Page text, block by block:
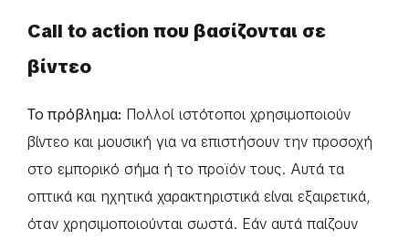
Call to action που βασίζονται σε
βίντεο
Το πρόβλημα: Πολλοί ιστότοποι χρησιμοποιούν
βίντεο και μουσική για να επιστήσουν την προσοχή
στο εμπορικό σήμα ή το προϊόν τους. Αυτά τα
οπτικά και ηχητικά χαρακτηριστικά είναι εξαιρετικά,
όταν χρησιμοποιούνται σωστά. Εάν αυτά παίζουν